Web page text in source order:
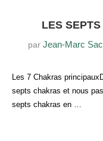
LES
par Jean-Marc
Les 7 Chakras
septs chakras et nous
septs chakras en …